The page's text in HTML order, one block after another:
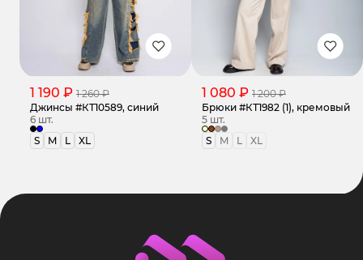
1 190 ₽ 1 260 ₽
Джинсы #КТ10589, синий
6 шт.
S
M L XL
1 080 ₽ 1 200 ₽
Брюки #КТ1982 (1), кремовый
5 шт.
S
M L XL